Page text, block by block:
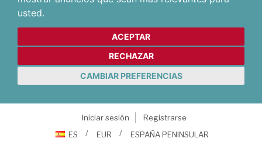
usted.
ACEPTAR
RECHAZAR
CAMBIAR PREFERENCIAS
Iniciar sesión
Registrarse
ES
EUR ESPAÑA PENINSULAR